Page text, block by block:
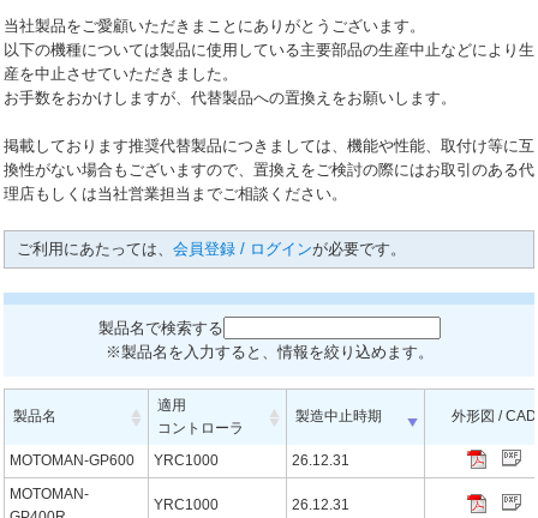
当社製品をご愛顧いただきまことにありがとうございます。
以下の機種については製品に使用している主要部品の生産中止などにより生
産を中止させていただきました。
お手数をおかけしますが、代替製品への置換えをお願いします。
掲載しております推奨代替製品につきましては、機能や性能、取付け等に互
換性がない場合もございますので、置換えをご検討の際にはお取引のある代
理店もしくは当社営業担当までご相談ください。
ご利用にあたっては、 会員登録 / ログインが必要です。
製品名で検索する
※製品名を入力すると、情報を絞り込めます。
製品名
適用
コントローラ
製造中止時期 外形図 / CAD
MOTOMAN-GP600 YRC1000
26.12.31
MOTOMAN-
YRC1000 26.12.31